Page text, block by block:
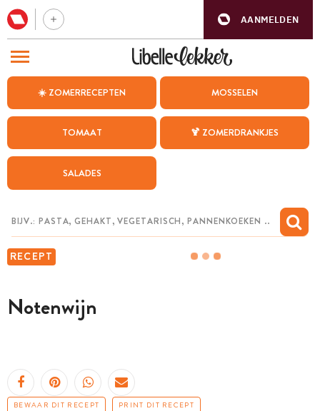
AANMELDEN
☀️ ZOMERRECEPTEN MOSSELEN
TOMAAT 🍹 ZOMERDRANKJES
SALADES
RECEPT
Notenwijn
BEWAAR DIT RECEPT PRINT DIT RECEPT
BEZOEK ONZE ANDERE WEBSITES
WEEKMENU
CHAT MET MAIA
MIJN BEWAARDE RECEPTEN